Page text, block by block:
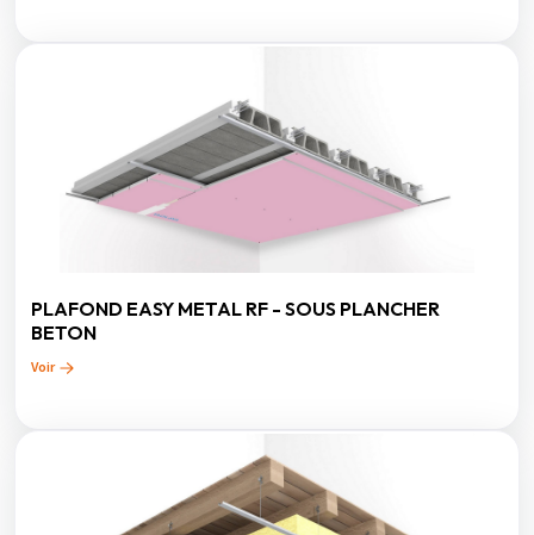
PLAFOND EASY METAL RF - SOUS PLANCHER
BETON
Voir